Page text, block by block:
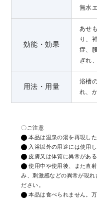
無水
効能・効果
あせ
り、
症、
ぎれ
用法・用量
浴槽
れ、
〇ご注意
本品は温泉の湯を再現し
入浴以外の用途には使用
皮膚又は体質に異常があ
使用中や使用後、また直
み、刺激感などの異常が現れ
ださい。
本品は食べられません。